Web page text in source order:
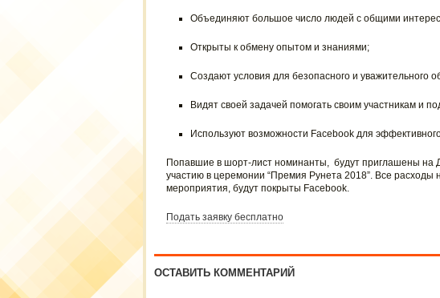
Объединяют большое число людей с общими
Открыты к обмену опытом и знаниями;
Создают условия для безопасного и уважительного
Видят своей задачей помогать своим участникам и
Используют возможности Facebook для
Попавшие в шорт-лист номинанты, будут приглашены на
участию в церемонии “Премия Рунета 2018”. Все расходы
мероприятия, будут покрыты Facebook.
Подать заявку бесплатно
ОСТАВИТЬ КОММЕНТАРИЙ